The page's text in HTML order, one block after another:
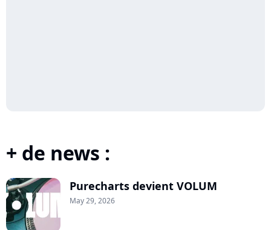
+ de news :
Purecharts devient VOLUM
May 29, 2026